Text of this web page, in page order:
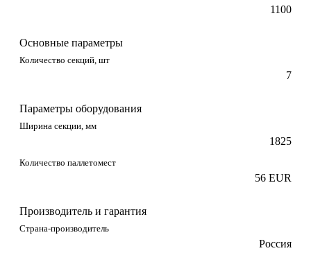
1100
Основные параметры
Количество секций, шт
7
Параметры оборудования
Ширина секции, мм
1825
Количество паллетомест
56 EUR
Производитель и гарантия
Страна-производитель
Россия